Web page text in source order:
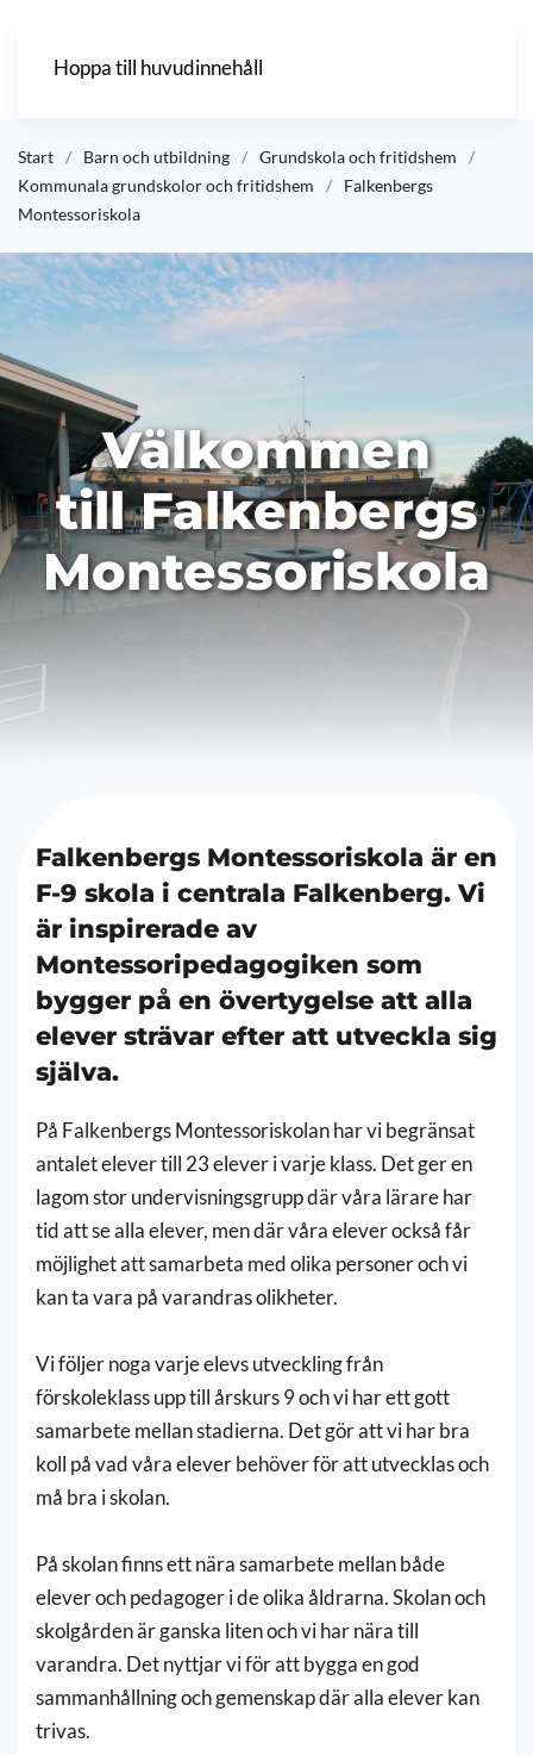
Hoppa till huvudinnehåll
Start Barn och utbildning
Grundskola och fritidshem
Kommunala grundskolor och fritidshem
Falkenbergs
Montessoriskola
Välkommen
till Falkenbergs
Montessoriskola
Falkenbergs Montessoriskola är en
F-9 skola i centrala Falkenberg. Vi
är inspirerade av
Montessoripedagogiken som
bygger på en övertygelse att alla
elever strävar efter att utveckla sig
själva.
På Falkenbergs Montessoriskolan har vi begränsat
antalet elever till 23 elever i varje klass. Det ger en
lagom stor undervisningsgrupp där våra lärare har
tid att se alla elever, men där våra elever också får
möjlighet att samarbeta med olika personer och vi
kan ta vara på varandras olikheter.
Vi följer noga varje elevs utveckling från
förskoleklass upp till årskurs 9 och vi har ett gott
samarbete mellan stadierna. Det gör att vi har bra
koll på vad våra elever behöver för att utvecklas och
må bra i skolan.
På skolan finns ett nära samarbete mellan både
elever och pedagoger i de olika åldrarna. Skolan och
skolgården är ganska liten och vi har nära till
varandra. Det nyttjar vi för att bygga en god
sammanhållning och gemenskap där alla elever kan
trivas.